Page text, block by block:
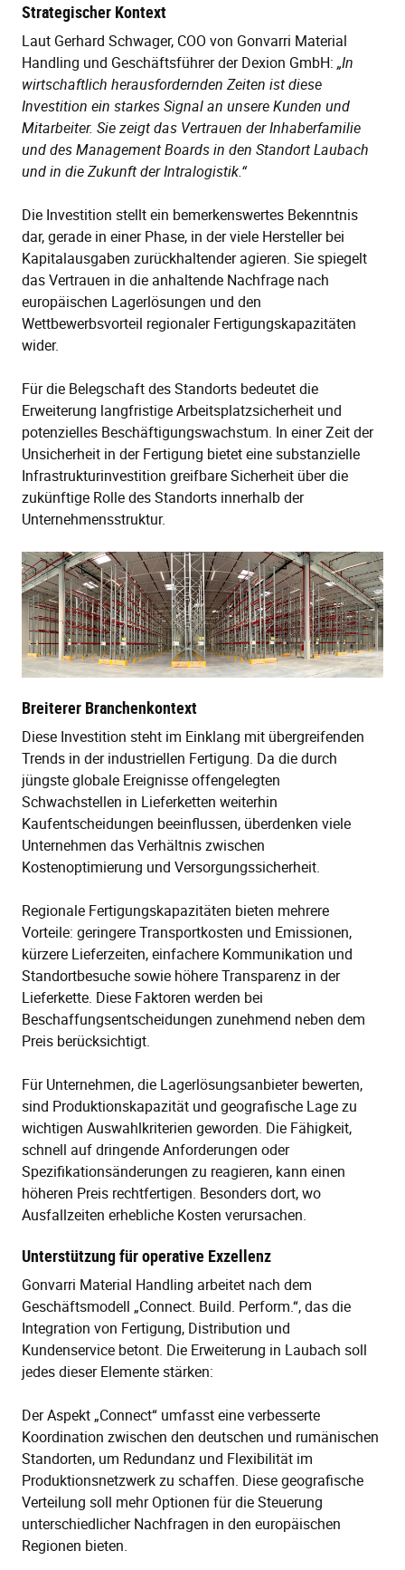
Strategischer Kontext
Laut Gerhard Schwager, COO von Gonvarri Material
Handling und Geschäftsführer der Dexion GmbH:„In
wirtschaftlich herausfordernden Zeiten ist diese
Investition ein starkes Signal an unsere Kunden und
Mitarbeiter. Sie zeigt das Vertrauen der Inhaberfamilie
und des Management Boards in den Standort Laubach
und in die Zukunft der Intralogistik.“
Die Investition stellt ein bemerkenswertes Bekenntnis
dar, gerade in einer Phase, in der viele Hersteller bei
Kapitalausgaben zurückhaltender agieren. Sie spiegelt
das Vertrauen in die anhaltende Nachfrage nach
europäischen Lagerlösungen und den
Wettbewerbsvorteil regionaler Fertigungskapazitäten
wider.
Für die Belegschaft des Standorts bedeutet die
Erweiterung langfristige Arbeitsplatzsicherheit und
potenzielles Beschäftigungswachstum. In einer Zeit der
Unsicherheit in der Fertigung bietet eine substanzielle
Infrastrukturinvestition greifbare Sicherheit über die
zukünftige Rolle des Standorts innerhalb der
Unternehmensstruktur.
Breiterer Branchenkontext
Diese Investition steht im Einklang mit übergreifenden
Trends in der industriellen Fertigung. Da die durch
jüngste globale Ereignisse offengelegten
Schwachstellen in Lieferketten weiterhin
Kaufentscheidungen beeinflussen, überdenken viele
Unternehmen das Verhältnis zwischen
Kostenoptimierung und Versorgungssicherheit.
Regionale Fertigungskapazitäten bieten mehrere
Vorteile: geringere Transportkosten und Emissionen,
kürzere Lieferzeiten, einfachere Kommunikation und
Standortbesuche sowie höhere Transparenz in der
Lieferkette. Diese Faktoren werden bei
Beschaffungsentscheidungen zunehmend neben dem
Preis berücksichtigt.
Für Unternehmen, die Lagerlösungsanbieter bewerten,
sind Produktionskapazität und geografische Lage zu
wichtigen Auswahlkriterien geworden. Die Fähigkeit,
schnell auf dringende Anforderungen oder
Spezifikationsänderungen zu reagieren, kann einen
höheren Preis rechtfertigen. Besonders dort, wo
Ausfallzeiten erhebliche Kosten verursachen.
Unterstützung für operative Exzellenz
Gonvarri Material Handling arbeitet nach dem
Geschäftsmodell „Connect. Build. Perform.“, das die
Integration von Fertigung, Distribution und
Kundenservice betont. Die Erweiterung in Laubach soll
jedes dieser Elemente stärken:
Der Aspekt „Connect“ umfasst eine verbesserte
Koordination zwischen den deutschen und rumänischen
Standorten, um Redundanz und Flexibilität im
Produktionsnetzwerk zu schaffen. Diese geografische
Verteilung soll mehr Optionen für die Steuerung
unterschiedlicher Nachfragen in den europäischen
Regionen bieten.